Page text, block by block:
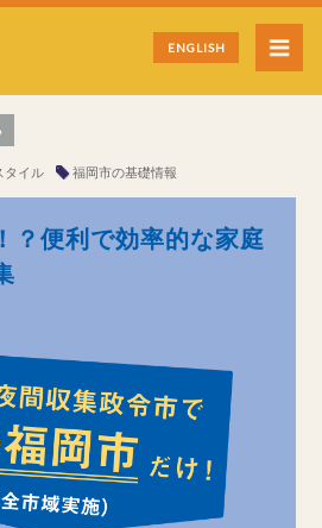
ENGLISH
タイル 福岡市の基礎情報
？便利で効率的な家庭